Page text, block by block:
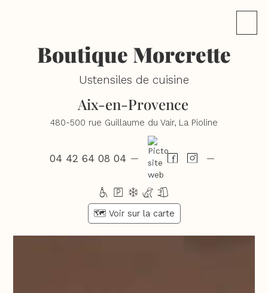
Boutique Morcrette
Ustensiles de cuisine
Aix-en-Provence
480-500 rue Guillaume du Vair, La Pioline
04 42 64 08 04 — —
hpdcl
🗺️ Voir sur la carte